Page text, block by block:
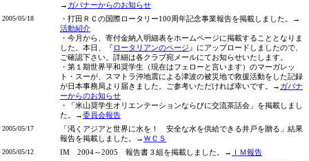
→ ガバナーからのお知らせ
2005/05/18
・打田ＲＣの国際ロータリー100周年記念事業報告を掲載しました。→
活動紹介
・今月から、寄付金納入明細表をホームページに掲載することとなりま
した。本日、『 ロータリアンのページ 』にアップロードしましたので、
ご確認下さい。詳細は各クラブ宛メールにてお知らせいたします。
・第１期世界平和奨学生（現在はフェローと言います）のマーガレッ
ト・スーが、スマトラ沖地震による津波の被災地で救援活動をした記録
が日本事務局より届きました。ご参考いただければ幸いです。→ ガバナ
ーからのお知らせ
・「米山奨学生オリエンテーションならびに交流茶話会」を掲載しまし
た。→委員会報告
2005/05/17
「渇くアジアと世界に水を！ 安全な水を供給できる井戸を贈る」結果
報告を掲載しました。→ ＷＣＳ
2005/05/12 IM 2004～2005 報告書３組を掲載しました。→ ＩＭ報告